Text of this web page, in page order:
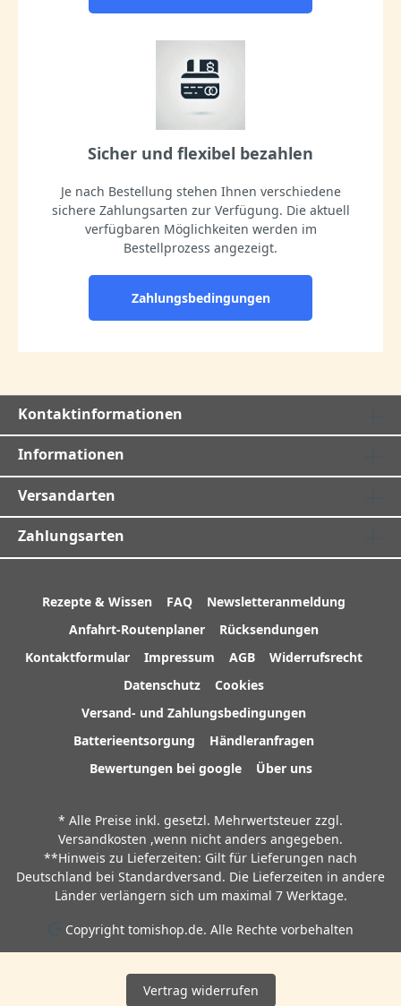
Sicher und flexibel bezahlen
Je nach Bestellung stehen Ihnen verschiedene
sichere Zahlungsarten zur Verfügung. Die aktuell
verfügbaren Möglichkeiten werden im
Bestellprozess angezeigt.
Zahlungsbedingungen
Kontaktinformationen
Informationen
Versandarten
Zahlungsarten
Rezepte & Wissen FAQ
Newsletteranmeldung
Anfahrt-Routenplaner
Rücksendungen
Kontaktformular
Impressum AGB
Widerrufsrecht
Datenschutz
Cookies
Versand- und Zahlungsbedingungen
Batterieentsorgung
Händleranfragen
Bewertungen bei google
Über uns
* Alle Preise inkl. gesetzl. Mehrwertsteuer zzgl.
Versandkosten ,wenn nicht anders angegeben.
**Hinweis zu Lieferzeiten: Gilt für Lieferungen nach
Deutschland bei Standardversand. Die Lieferzeiten in andere
Länder verlängern sich um maximal 7 Werktage.
Copyright tomishop.de. Alle Rechte vorbehalten
Vertrag widerrufen